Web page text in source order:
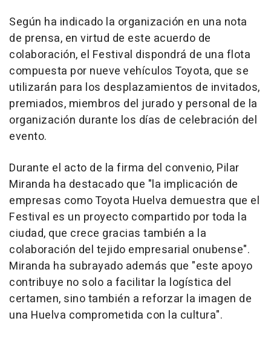
Según ha indicado la organización en una nota
de prensa, en virtud de este acuerdo de
colaboración, el Festival dispondrá de una flota
compuesta por nueve vehículos Toyota, que se
utilizarán para los desplazamientos de invitados,
premiados, miembros del jurado y personal de la
organización durante los días de celebración del
evento.
Durante el acto de la firma del convenio, Pilar
Miranda ha destacado que "la implicación de
empresas como Toyota Huelva demuestra que el
Festival es un proyecto compartido por toda la
ciudad, que crece gracias también a la
colaboración del tejido empresarial onubense".
Miranda ha subrayado además que "este apoyo
contribuye no solo a facilitar la logística del
certamen, sino también a reforzar la imagen de
una Huelva comprometida con la cultura".